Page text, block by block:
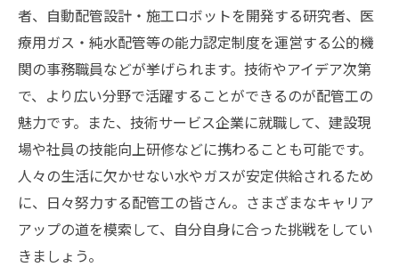
者、自動配管設計・施工ロボットを開発する研究者、医
療用ガス・純水配管等の能力認定制度を運営する公的機
関の事務職員などが挙げられます。技術やアイデア次第
で、より広い分野で活躍することができるのが配管工の
魅力です。また、技術サービス企業に就職して、建設現
場や社員の技能向上研修などに携わることも可能です。
人々の生活に欠かせない水やガスが安定供給されるため
に、日々努力する配管工の皆さん。さまざまなキャリア
アップの道を模索して、自分自身に合った挑戦をしてい
きましょう。